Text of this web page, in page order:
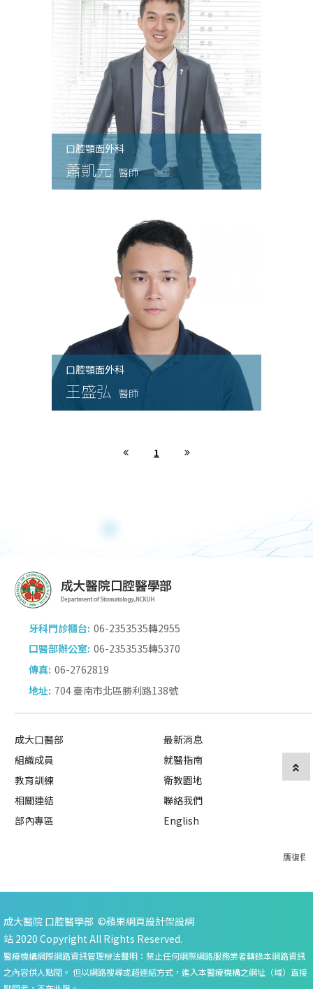
口腔顎面外科
蕭凱元 醫師
口腔顎面外科
王盛弘 醫師
1
牙科門診櫃台: 06-2353535轉2955
口醫部辦公室: 06-2353535轉5370
傳真: 06-2762819
地址: 704 臺南市北區勝利路138號
成大口醫部
最新消息
組織成員
就醫指南
教育訓練
衛教園地
相關連結
聯絡我們
部內專區
English
贋復假
成大醫院 口腔醫學部 ©蘋果網頁設計架設網
站 2020 Copyright All Rights Reserved.
醫療機構網際網路資訊管理辦法聲明：禁止任何網際網路服務業者轉錄本網路資訊
之內容供人點閱。 但以網路搜尋或超連結方式，進入本醫療機構之網址（域）直接